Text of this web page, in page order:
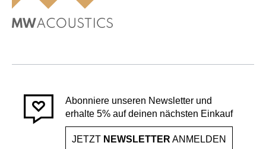
Abonniere unseren Newsletter und
erhalte 5% auf deinen nächsten Einkauf
JETZT NEWSLETTER ANMELDEN